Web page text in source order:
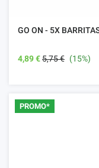
GO ON - 5X
4,89 €5,75 € (15%)
PROMO*